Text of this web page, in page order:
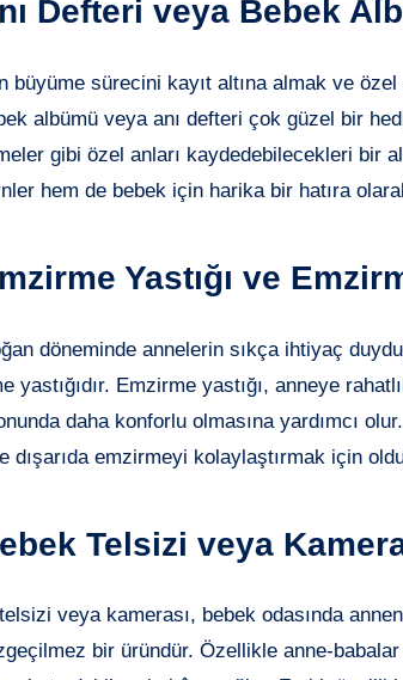
Defteri veya Bebek
büyüme sürecini kayıt altına almak ve
albümü veya anı defteri çok güzel bir
gibi özel anları kaydedebilecekleri bir
hem de bebek için harika bir hatıra
Yastığı ve
döneminde annelerin sıkça ihtiyaç
yastığıdır. Emzirme yastığı, anneye
daha konforlu olmasına yardımcı
dışarıda emzirmeyi kolaylaştırmak için
Telsizi veya
veya kamerası, bebek odasında
bir üründür. Özellikle anne-